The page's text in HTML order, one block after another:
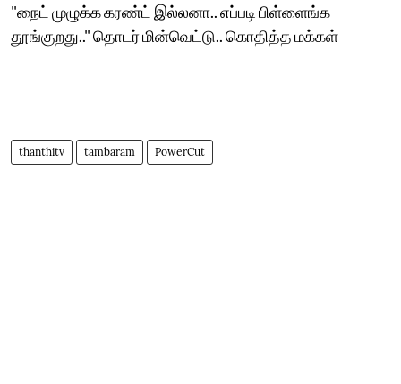
"நைட் முழுக்க கரண்ட் இல்லனா.. எப்படி பிள்ளைங்க
தூங்குறது.." தொடர் மின்வெட்டு.. கொதித்த மக்கள்
thanthitv tambaram PowerCut